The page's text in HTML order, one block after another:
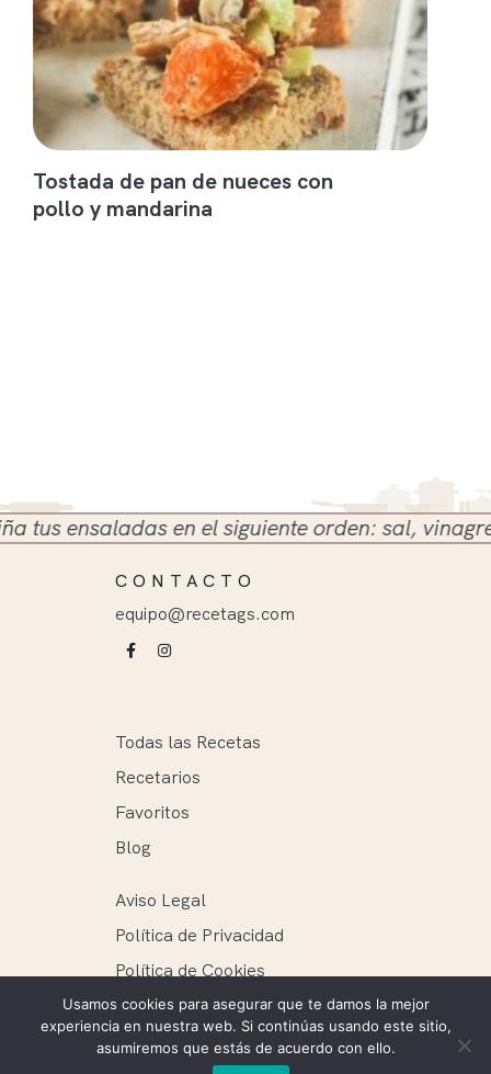
Tostada de pan de nueces con
pollo y mandarina
ensaladas en el siguiente orden: sal, vinagre y
CONTACTO
equipo@recetags.com
Todas las Recetas
Recetarios
Favoritos
Blog
Aviso Legal
Política de Privacidad
Política de Cookies
Recetags ® 2025. Todos los derechos reservados.
Usamos cookies para asegurar que te damos la mejor
experiencia en nuestra web. Si continúas usando este sitio,
asumiremos que estás de acuerdo con ello.